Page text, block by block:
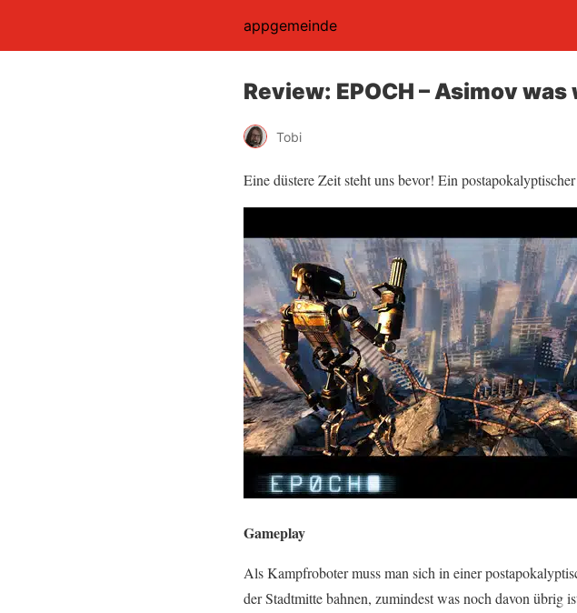
appgemeinde
Review: EPOCH – Asimov was
Tobi
Eine düstere Zeit steht uns bevor! Ein
Gameplay
Als Kampfroboter muss man sich in einer
der Stadtmitte bahnen, zumindest was noch davon